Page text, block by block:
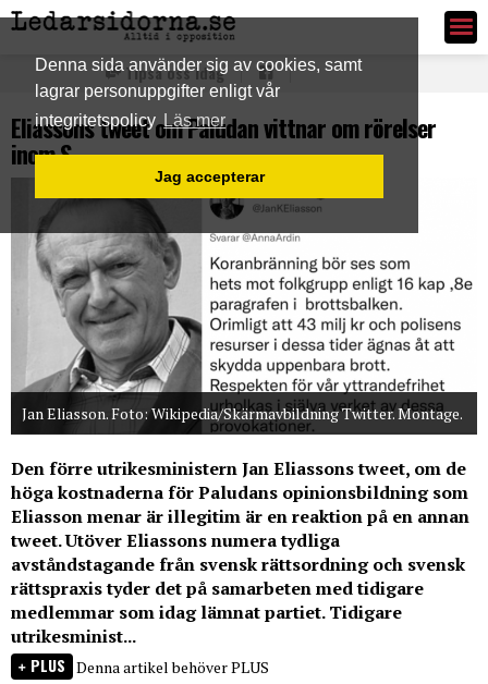
Denna sida använder sig av cookies, samt
lagrar personuppgifter enligt vår
integritetspolicy Läs mer
Jag accepterar
Ledarsidorna.se
Tipsa oss idag
Eliassons tweet om Paludan vittnar om rörelser
inom S
Jan Eliasson. Foto: Wikipedia/Skärmavbildning Twitter. Montage.
Den förre utrikesministern Jan Eliassons tweet, om de
höga kostnaderna för Paludans opinionsbildning som
Eliasson menar är illegitim är en reaktion på en annan
tweet. Utöver Eliassons numera tydliga
avståndstagande från svensk rättsordning och svensk
rättspraxis tyder det på samarbeten med tidigare
medlemmar som idag lämnat partiet. Tidigare
utrikesminist...
PLUS Denna artikel behöver PLUS